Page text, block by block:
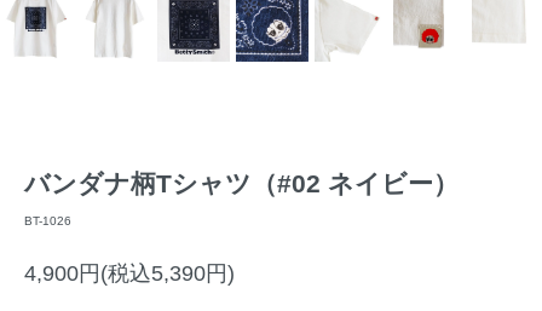
バンダナ柄Tシャツ（#02 ネイビー）
BT-1026
4,900円(税込5,390円)